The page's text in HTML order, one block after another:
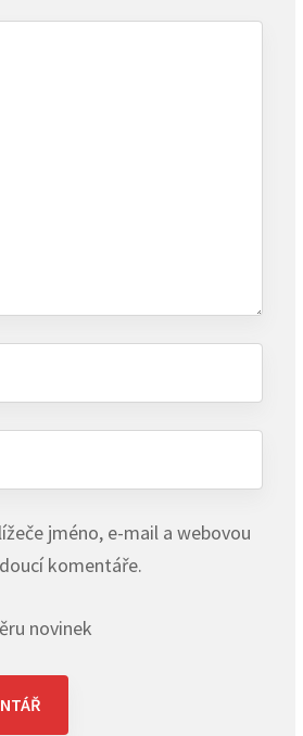
jméno, e-mail a webovou
komentáře.
novinek